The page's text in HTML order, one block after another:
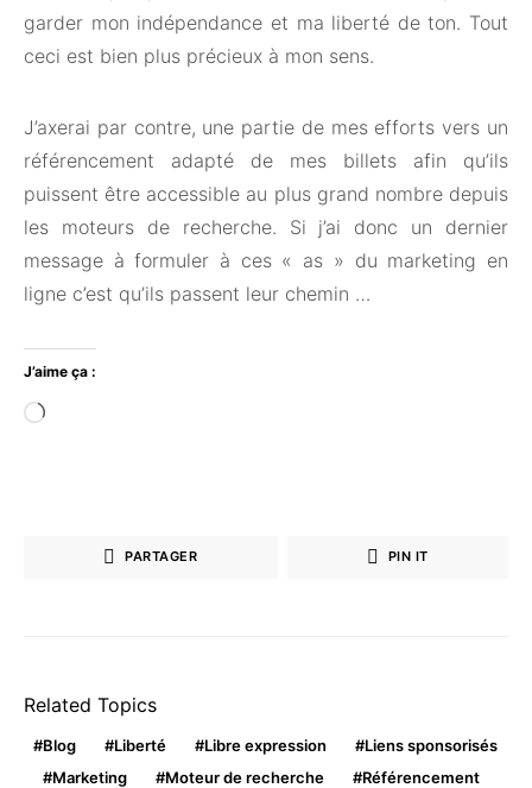
garder mon indépendance et ma liberté de ton. Tout
ceci est bien plus précieux à mon sens.
J’axerai par contre, une partie de mes efforts vers un
référencement adapté de mes billets afin qu’ils
puissent être accessible au plus grand nombre depuis
les moteurs de recherche. Si j’ai donc un dernier
message à formuler à ces « as » du marketing en
ligne c’est qu’ils passent leur chemin …
J’aime ça :
Chargement…
PARTAGER PIN IT
Related Topics
Blog Liberté Libre expression
Liens sponsorisés
Marketing
Moteur de recherche Référencement